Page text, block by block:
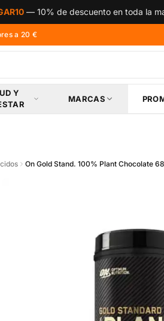
— 10% de descuento en toda la
a 20 €
Y
MARCAS
On Gold Stand. 100% Plant Chocolate